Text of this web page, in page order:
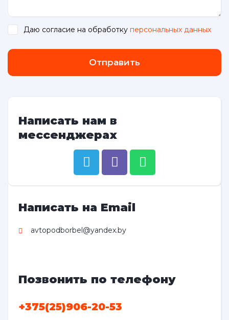
Даю согласие на обработку персональных данных
Отправить
Написать нам в
мессенджерах
Написать на Email
avtopodborbel@yandex.by
Позвонить по телефону
+375(25)906-20-53